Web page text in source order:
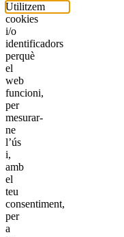
Utilitzem
cookies
i/o
identificadors
perquè
el
web
funcioni,
per
mesurar-
ne
l’ús
i,
amb
el
teu
consentiment,
per
a